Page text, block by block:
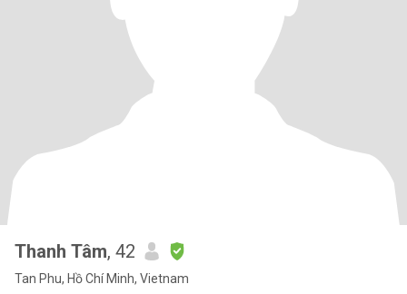
Thanh Tâm, 42
Tan Phu, Hồ Chí Minh, Vietnam